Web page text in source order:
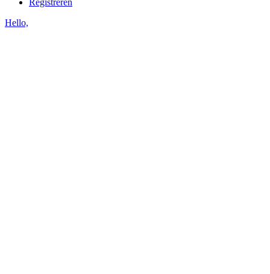
Hello,